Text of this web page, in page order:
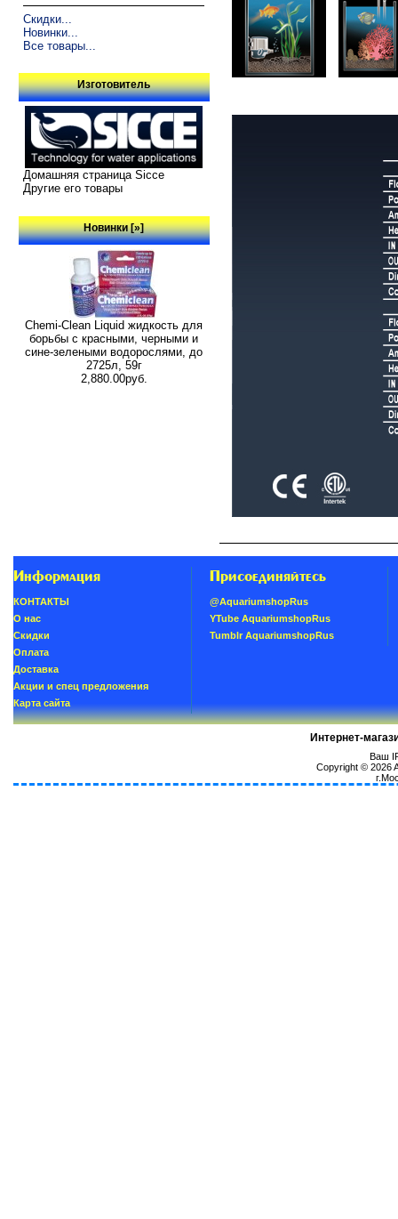
Скидки...
Новинки...
Все товары...
Изготовитель
Домашняя страница Sicce
Другие его товары
Новинки [»]
Chemi-Clean Liquid жидкость для
борьбы с красными, черными и
сине-зелеными водорослями, до
2725л, 59г
2,880.00руб.
Информация
КОНТАКТЫ
О нас
Скидки
Oплатa
Доставка
Акции и спец предложения
Карта сайта
Присоединяйтесь
@AquariumshopRus
YTube AquariumshopRus
Tumblr AquariumshopRus
Интернет-
Ваш
Copyright © 2026